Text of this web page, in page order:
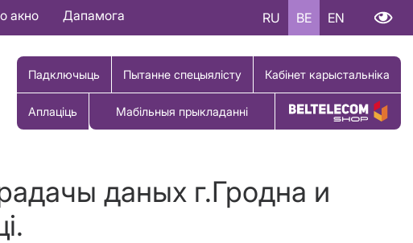
акно Дапамога RU BE EN
Падключыць Пытанне спецыялісту Кабінет карыстальніка
Аплаціць Мабільныя прыкладанні Купіць тавар
даных г.Гродна и